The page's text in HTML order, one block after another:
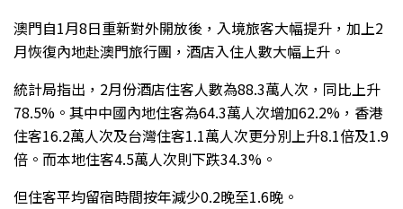
澳門自1月8日重新對外開放後，入境旅客大幅提升，加上2
月恢復內地赴澳門旅行團，酒店入住人數大幅上升。
統計局指出，2月份酒店住客人數為88.3萬人次，同比上升
78.5%。其中中國內地住客為64.3萬人次增加62.2%，香港
住客16.2萬人次及台灣住客1.1萬人次更分別上升8.1倍及1.9
倍。而本地住客4.5萬人次則下跌34.3%。
但住客平均留宿時間按年減少0.2晚至1.6晚。